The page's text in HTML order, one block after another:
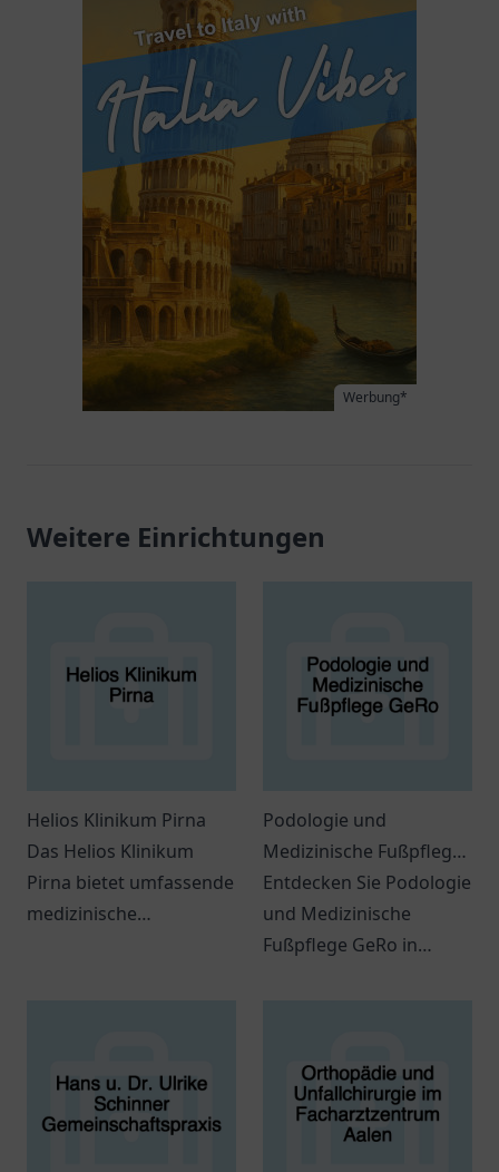
Werbung*
Weitere Einrichtungen
Helios Klinikum Pirna
Das Helios Klinikum
Pirna bietet umfassende
medizinische
Atmosphäre.
Podologie und
Medizinische Fußpflege
GeRo
Entdecken Sie Podologie
und Medizinische
Fußpflege GeRo in